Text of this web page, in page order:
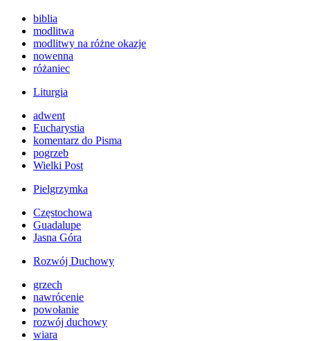
biblia
modlitwa
modlitwy na różne okazje
nowenna
różaniec
Liturgia
adwent
Eucharystia
komentarz do Pisma
pogrzeb
Wielki Post
Pielgrzymka
Częstochowa
Guadalupe
Jasna Góra
Rozwój Duchowy
grzech
nawrócenie
powołanie
rozwój duchowy
wiara